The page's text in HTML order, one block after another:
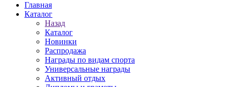
Главная
Каталог
Назад
Каталог
Новинки
Распродажа
Награды по видам спорта
Универсальные награды
Активный отдых